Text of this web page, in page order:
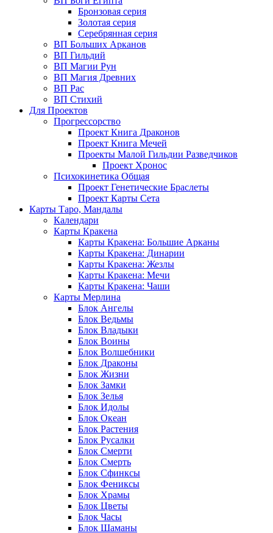
Бронзовая серия
Золотая серия
Серебрянная серия
ВП Больших Арканов
ВП Гильдий
ВП Магии Рун
ВП Магия Древних
ВП Рас
ВП Стихий
Для Проектов
Прогрессорство
Проект Книга Драконов
Проект Книга Мечей
Проекты Малой Гильдии Разведчиков
Проект Хронос
Психокинетика Общая
Проект Генетические Браслеты
Проект Карты Сета
Карты Таро, Мандалы
Календари
Карты Кракена
Карты Кракена: Большие Арканы
Карты Кракена: Динарии
Карты Кракена: Жезлы
Карты Кракена: Мечи
Карты Кракена: Чаши
Карты Мерлина
Блок Ангелы
Блок Ведьмы
Блок Владыки
Блок Воины
Блок Волшебники
Блок Драконы
Блок Жизни
Блок Замки
Блок Зелья
Блок Идолы
Блок Океан
Блок Растения
Блок Русалки
Блок Смерти
Блок Смерть
Блок Сфинксы
Блок Фениксы
Блок Храмы
Блок Цветы
Блок Часы
Блок Шаманы